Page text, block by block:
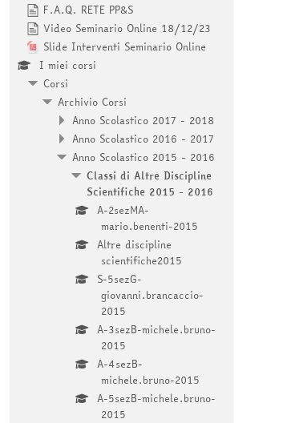
F.A.Q. RETE PP&S
Video Seminario Online 18/12/23
Slide Interventi Seminario Online
I miei corsi
Corsi
Archivio Corsi
Anno Scolastico 2017 - 2018
Anno Scolastico 2016 - 2017
Anno Scolastico 2015 - 2016
Classi di Altre Discipline
Scientifiche 2015 - 2016
A-2sezMA-
mario.benenti-2015
Altre discipline
scientifiche2015
S-5sezG-
giovanni.brancaccio-
2015
A-3sezB-michele.bruno-
2015
A-4sezB-
michele.bruno-2015
A-5sezB-michele.bruno-
2015